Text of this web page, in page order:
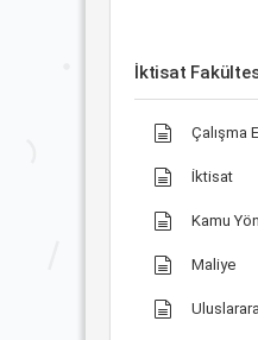
İktisat
Çalışma
İktisat
Kamu
Maliye